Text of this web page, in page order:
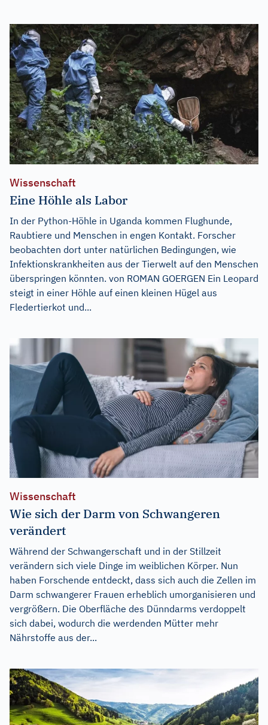
Wissenschaft
Eine Höhle als Labor
In der Python-Höhle in Uganda kommen Flughunde,
Raubtiere und Menschen in engen Kontakt. Forscher
beobachten dort unter natürlichen Bedingungen, wie
Infektionskrankheiten aus der Tierwelt auf den Menschen
überspringen könnten. von ROMAN GOERGEN Ein Leopard
steigt in einer Höhle auf einen kleinen Hügel aus
Fledertierkot und...
Wissenschaft
Wie sich der Darm von Schwangeren
verändert
Während der Schwangerschaft und in der Stillzeit
verändern sich viele Dinge im weiblichen Körper. Nun
haben Forschende entdeckt, dass sich auch die Zellen im
Darm schwangerer Frauen erheblich umorganisieren und
vergrößern. Die Oberfläche des Dünndarms verdoppelt
sich dabei, wodurch die werdenden Mütter mehr
Nährstoffe aus der...